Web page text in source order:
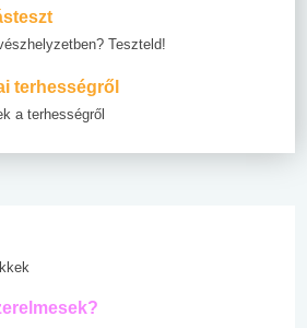
Teszteld!
terhességről
a terhességről